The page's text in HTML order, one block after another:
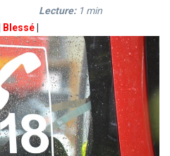
Blessé
Lecture: 1 min